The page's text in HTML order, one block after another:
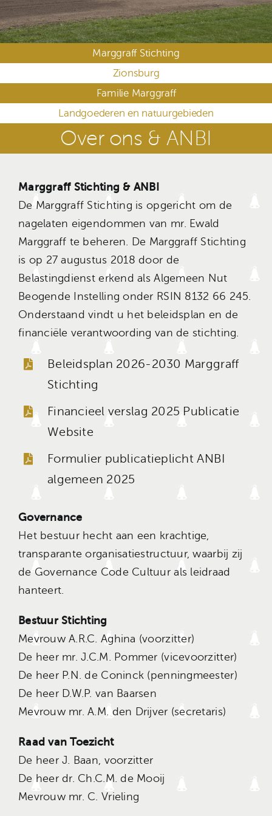
Marggraff Stichting
Zionsburg
Familie Marggraff
Landgoederen en natuurgebieden
Over ons & ANBI
Marggraff Stichting & ANBI
De Marggraff Stichting is opgericht om de
nagelaten eigendommen van mr. Ewald
Marggraff te beheren. De Marggraff Stichting
is op 27 augustus 2018 door de
Belastingdienst erkend als Algemeen Nut
Beogende Instelling onder RSIN 8132 66 245.
Onderstaand vindt u het beleidsplan en de
financiële verantwoording van de stichting.
Beleidsplan 2026-2030 Marggraff
Stichting
Financieel verslag 2025 Publicatie
Website
Formulier publicatieplicht ANBI
algemeen 2025
Governance
Het bestuur hecht aan een krachtige,
transparante organisatiestructuur, waarbij zij
de Governance Code Cultuur als leidraad
hanteert.
Bestuur Stichting
Mevrouw A.R.C. Aghina (voorzitter)
De heer mr. J.C.M. Pommer (vicevoorzitter)
De heer P.N. de Coninck (penningmeester)
De heer D.W.P. van Baarsen
Mevrouw mr. A.M. den Drijver (secretaris)
Raad van Toezicht
De heer J. Baan, voorzitter
De heer dr. Ch.C.M. de Mooij
Mevrouw mr. C. Vrieling